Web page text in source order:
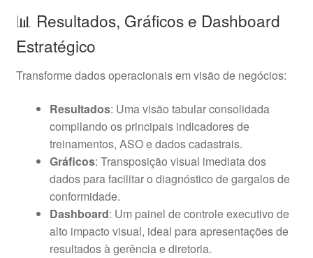
📊 Resultados, Gráficos e Dashboard
Estratégico
Transforme dados operacionais em visão de negócios:
Resultados: Uma visão tabular consolidada
compilando os principais indicadores de
treinamentos, ASO e dados cadastrais.
Gráficos: Transposição visual imediata dos
dados para facilitar o diagnóstico de gargalos de
conformidade.
Dashboard: Um painel de controle executivo de
alto impacto visual, ideal para apresentações de
resultados à gerência e diretoria.